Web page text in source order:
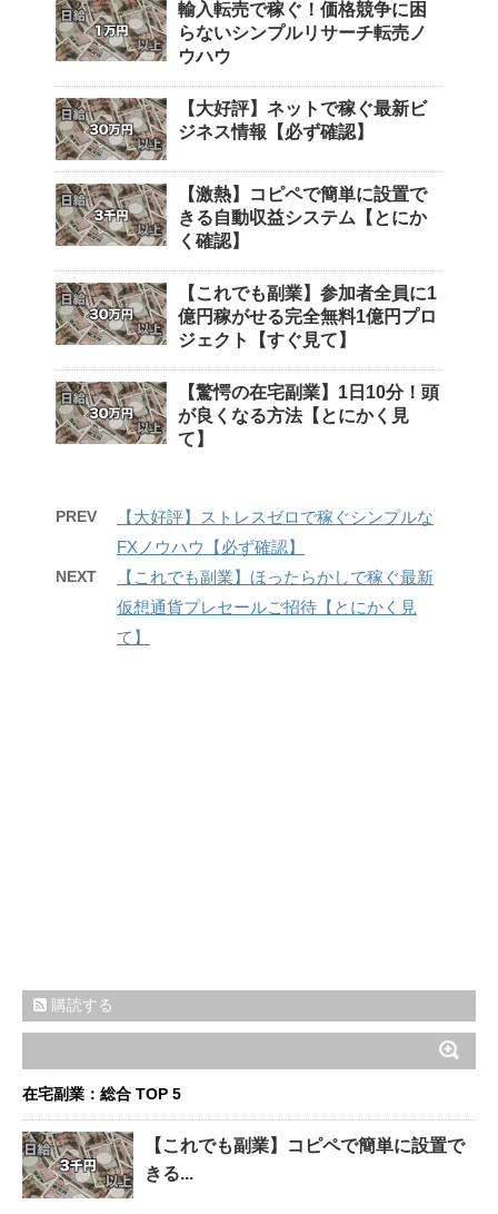
輸入転売で稼ぐ！価格競争に困
らないシンプルリサーチ転売ノ
ウハウ
【大好評】ネットで稼ぐ最新ビ
ジネス情報【必ず確認】
【激熱】コピペで簡単に設置で
きる自動収益システム【とにか
く確認】
【これでも副業】参加者全員に1
億円稼がせる完全無料1億円プロ
ジェクト【すぐ見て】
【驚愕の在宅副業】1日10分！頭
が良くなる方法【とにかく見
て】
PREV
【大好評】ストレスゼロで稼ぐシンプルな
FXノウハウ【必ず確認】
NEXT
【これでも副業】ほったらかしで稼ぐ最新
仮想通貨プレセールご招待【とにかく見
て】
購読する
在宅副業：総合 TOP 5
【これでも副業】コピペで簡単に設置で
きる...